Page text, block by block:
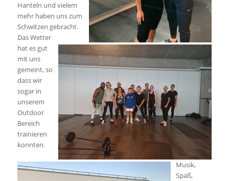
Hanteln und vielem
mehr haben uns zum
Schwitzen gebracht.
Das Wetter
hat es gut
mit uns
gemeint, so
dass wir
sogar in
unserem
Outdoor
Bereich
trainieren
konnten.
Musik,
Spaß,